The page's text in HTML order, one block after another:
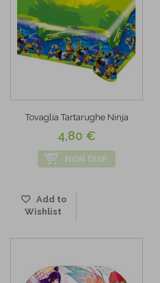
Tovaglia Tartarughe Ninja
4,80 €
NON DISP.
Add to
Wishlist